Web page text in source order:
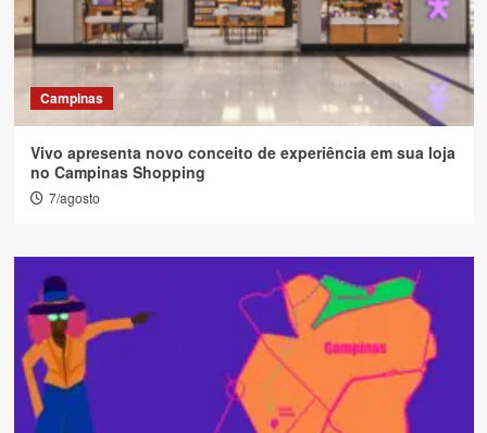
Campinas
Vivo apresenta novo conceito de experiência em sua loja
no Campinas Shopping
7/agosto